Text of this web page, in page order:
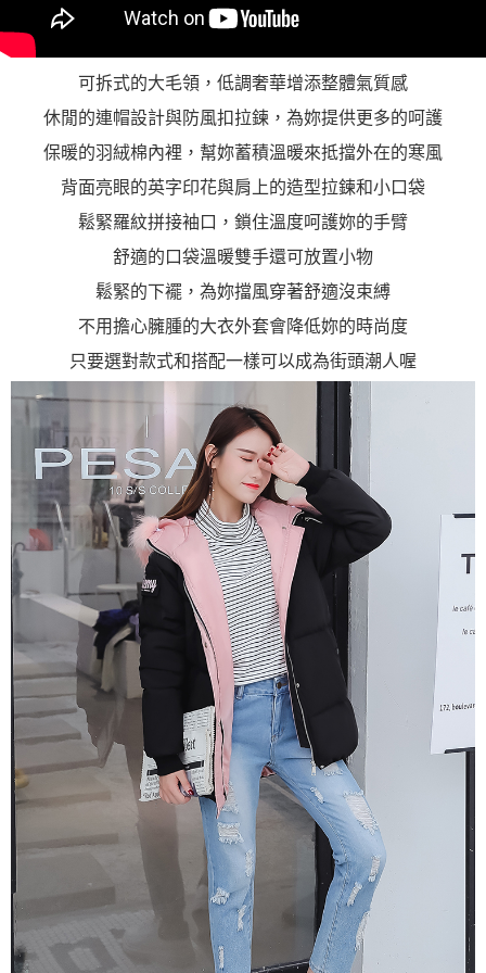
可拆式的大毛領，低調奢華增添整體氣質感
休閒的連帽設計與防風扣拉鍊，為妳提供更多的呵護
保暖的羽絨棉內裡，幫妳蓄積溫暖來抵擋外在的寒風
背面亮眼的英字印花與肩上的造型拉鍊和小口袋
鬆緊羅紋拼接袖口，鎖住溫度呵護妳的手臂
舒適的口袋溫暖雙手還可放置小物
鬆緊的下襬，為妳擋風穿著舒適沒束縛
不用擔心臃腫的大衣外套會降低妳的時尚度
只要選對款式和搭配一樣可以成為街頭潮人喔